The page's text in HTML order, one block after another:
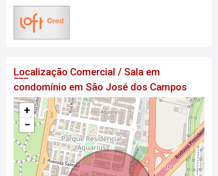
Localização Comercial / Sala em
condomínio em São José dos Campos
+
−